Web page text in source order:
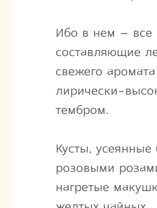
Ибо в нем – все
составляющие
свежего
лирически-
тембром.
Кусты,
розовыми
нагретые